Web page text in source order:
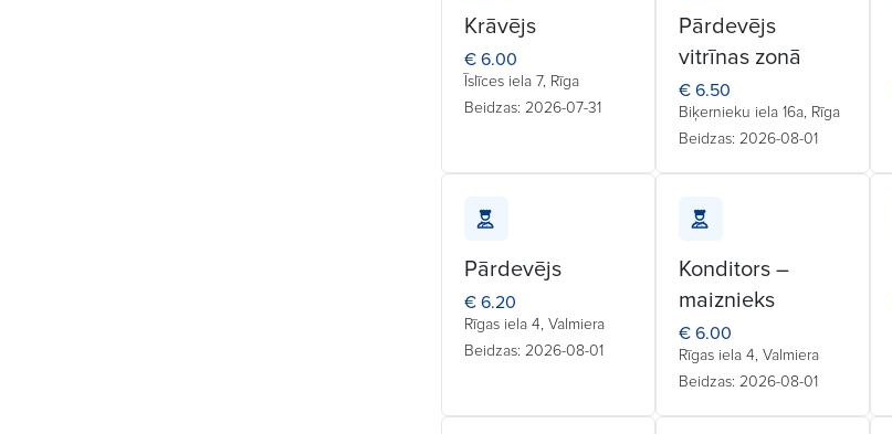
Krāvējs
€ 6.00
Īslīces iela 7, Rīga
Beidzas: 2026-07-31
Pārdevējs
vitrīnas zonā
€ 6.50
Biķernieku iela 16a, Rīga
Beidzas: 2026-08-01
Pārdevējs
€ 6.20
Rīgas iela 4, Valmiera
Beidzas: 2026-08-01
Konditors –
maiznieks
€ 6.00
Rīgas iela 4, Valmiera
Beidzas: 2026-08-01